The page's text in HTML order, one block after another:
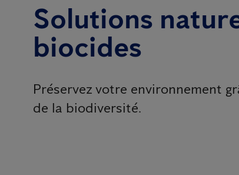
Solutions
biocides
Préservez votre environnement
de la biodiversité.